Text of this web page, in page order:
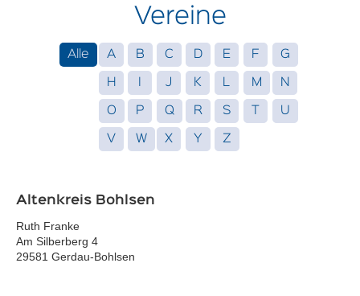
Vereine
Alle A B C D E F G
H J K L M N
O P Q R S U
V W X Y Z
Altenkreis Bohlsen
Ruth Franke
Am Silberberg 4
29581 Gerdau-Bohlsen